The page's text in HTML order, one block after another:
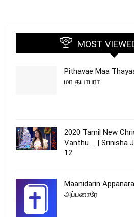
MOST
Pithavae Maa
மா தயாபரா
2020 Tamil New
Vanthu … | Srinisha
12
Maanidarin
அப்பனாரே